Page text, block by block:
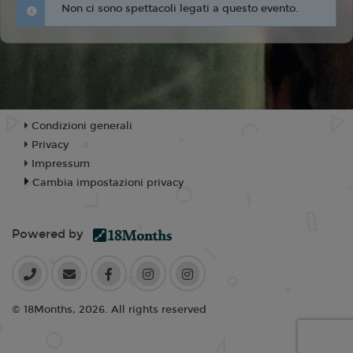
Non ci sono spettacoli legati a questo evento.
Condizioni generali
Privacy
Impressum
Cambia impostazioni privacy
Powered by
© 18Months, 2026. All rights reserved